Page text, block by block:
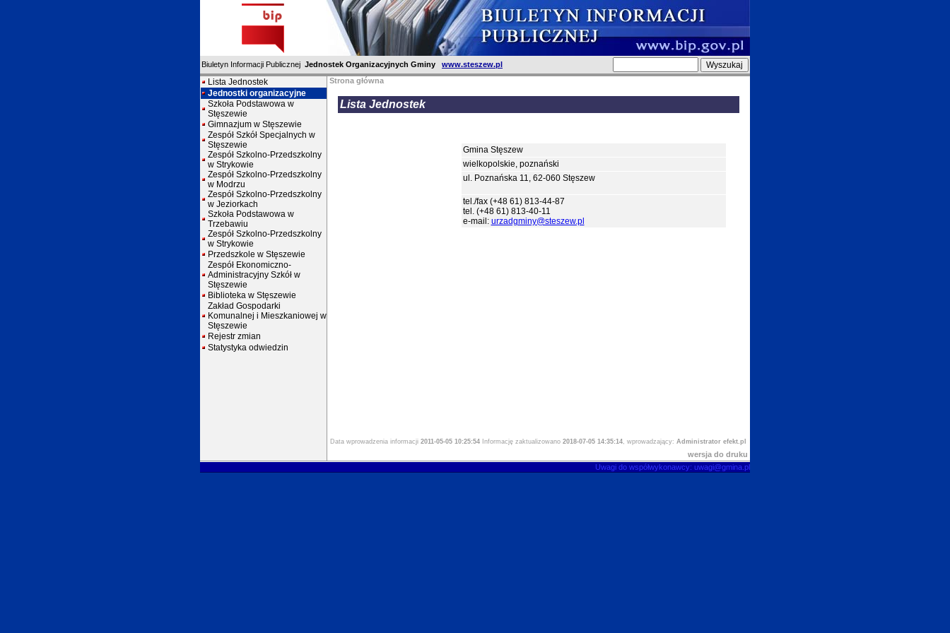
Biuletyn Informacji Publicznej Jednostek Organizacyjnych Gminy www.steszew.pl
Lista Jednostek
Jednostki organizacyjne
Szkoła Podstawowa w
Stęszewie
Gimnazjum w Stęszewie
Zespół Szkół Specjalnych w
Stęszewie
Zespół Szkolno-Przedszkolny
w Strykowie
Zespół Szkolno-Przedszkolny
w Modrzu
Zespół Szkolno-Przedszkolny
w Jeziorkach
Szkoła Podstawowa w
Trzebawiu
Zespół Szkolno-Przedszkolny
w Strykowie
Przedszkole w Stęszewie
Zespół Ekonomiczno-
Administracyjny Szkół w
Stęszewie
Biblioteka w Stęszewie
Zakład Gospodarki
Komunalnej i Mieszkaniowej w
Stęszewie
Rejestr zmian
Statystyka odwiedzin
Strona główna
Lista Jednostek
Gmina Stęszew
wielkopolskie, poznański
ul. Poznańska 11, 62-060 Stęszew
tel./fax (+48 61) 813-44-87
tel. (+48 61) 813-40-11
e-mail: urzadgminy@steszew.pl
Data wprowadzenia informacji 2011-05-05 10:25:54 Informację zaktualizowano 2018-07-05 14:35:14, wprowadzający: Administrator efekt.pl
wersja do druku
Uwagi do współwykonawcy: uwagi@gmina.pl